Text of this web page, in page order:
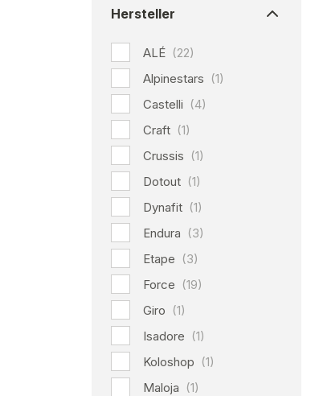
Hersteller
ALÉ (22)
Alpinestars (1)
Castelli (4)
Craft (1)
Crussis (1)
Dotout (1)
Dynafit (1)
Endura (3)
Etape (3)
Force (19)
Giro (1)
Isadore (1)
Koloshop (1)
Maloja (1)